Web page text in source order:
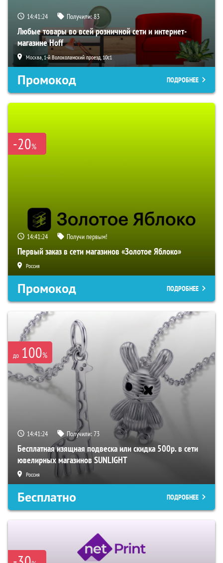
14:41:23 Получили:83
Любые товары во всей розничной сети и интернет-
магазине Hoff
Москва, 1-й Волоколамский проезд, 10с1
Промокод ПОДРОБНЕЕ
-20%
14:41:23 Получи первым!
Первый заказ в сети магазинов «Золотое Яблоко»
Россия
Промокод ПОДРОБНЕЕ
до 100%
14:41:23 Получили:73
Бесплатная изящная подвеска или скидка 500р. в сети
ювелирных магазинов SUNLIGHT
Россия
Бесплатно ПОДРОБНЕЕ